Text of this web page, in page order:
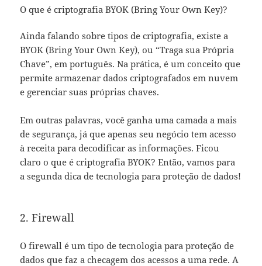
O que é criptografia BYOK (Bring Your Own Key)?
Ainda falando sobre tipos de criptografia, existe a
BYOK (Bring Your Own Key), ou “Traga sua Própria
Chave”, em português. Na prática, é um conceito que
permite armazenar dados criptografados em nuvem
e gerenciar suas próprias chaves.
Em outras palavras, você ganha uma camada a mais
de segurança, já que apenas seu negócio tem acesso
à receita para decodificar as informações. Ficou
claro o que é criptografia BYOK? Então, vamos para
a segunda dica de tecnologia para proteção de dados!
2. Firewall
O firewall é um tipo de tecnologia para proteção de
dados que faz a checagem dos acessos a uma rede. A